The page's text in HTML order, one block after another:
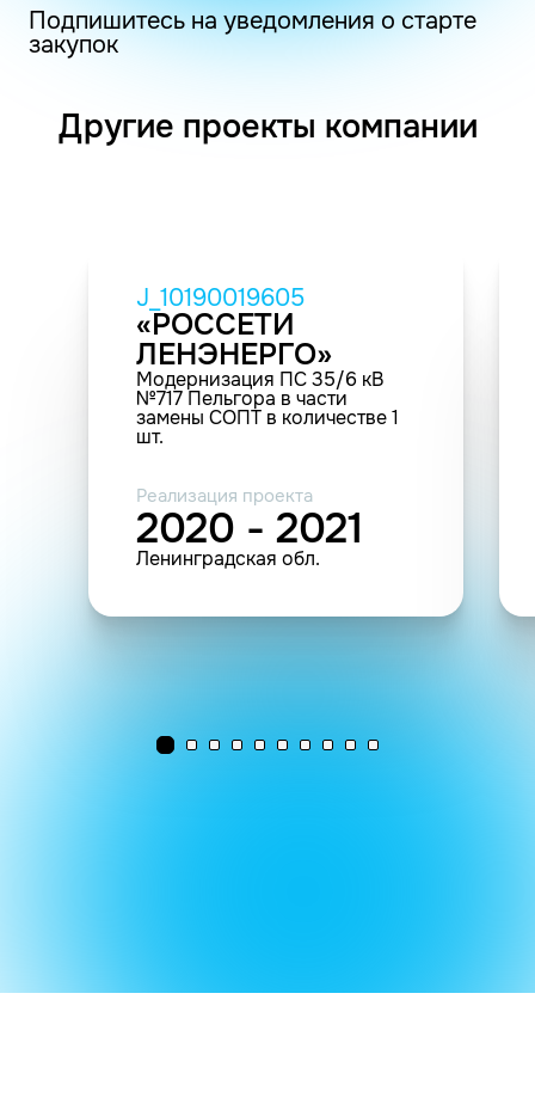
Подпишитесь на уведомления о старте
закупок
Другие проекты компании
J_10190019605
«РОССЕТИ
ЛЕНЭНЕРГО»
Модернизация ПС 35/6 кВ
№717 Пельгора в части
замены СОПТ в количестве 1
шт.
Реализация проекта
2020 - 2021
Ленинградская обл.